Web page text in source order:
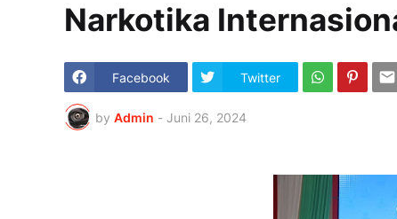
Narkotika
Facebook Twitter
by Admin - Juni 26, 2024